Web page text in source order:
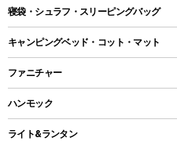
テント
ツールームテント
ワンポールテント
シェルターテント
寝袋・シュラフ・スリーピングバッグ
レクタングラー型（封筒型）シュラフ
インナーシュラフ
キャンピングベッド・コット・マット
キャンピングベッド・コット
インフレータブルマット
ファニチャー
アウトドアテーブル
ハンモック
ライト&ランタン